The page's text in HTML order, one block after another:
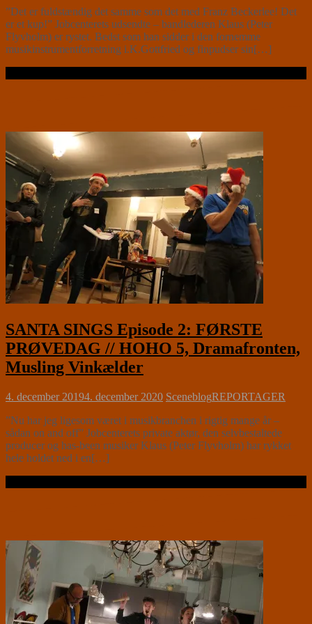
”Det er fuldstændig det samme som det med Franz Beckerlee! Det
er et kup!” Jobcenterets udsendte – bandlederen Klaus (Peter
Flyvholm) er rystet. Bedst som han sidder i den fornemme
musikinstrumentforretning i.K.Gottfried og finpudser sin[…]
SANTA SINGS Episode 2: FØRSTE
PRØVEDAG // HOHO 5, Dramafronten,
Musling Vinkælder
4. december 20194. december 2020 SceneblogREPORTAGER
”Nu har jeg ligesom været i musikbranchen i rigtig mange år –
sådan on and off” Jobcenterets private aktør, den selvbestaltede
producer og has-been musiker Klaus (Peter Flyvholm) har rykket
hele holdet ned i en[…]